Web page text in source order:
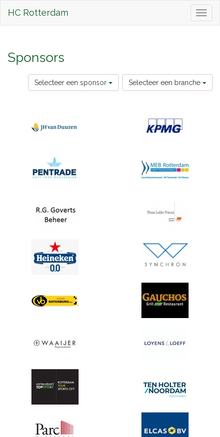
HC Rotterdam
Sponsors
Selecteer een sponsor Selecteer een branche